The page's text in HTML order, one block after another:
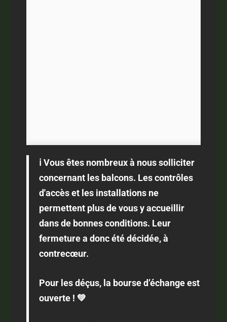
ℹ️ Vous êtes nombreux à nous solliciter
concernant les balcons. Les contrôles
d'accès et les installations ne
permettent plus de vous y accueillir
dans de bonnes conditions. Leur
fermeture a donc été décidée, à
contrecœur.
Pour les déçus, la bourse d’échange est
ouverte ! 💚